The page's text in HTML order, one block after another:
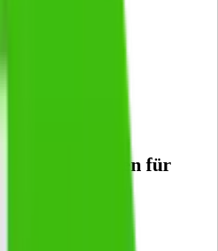
2018: Neue
und Chancen für